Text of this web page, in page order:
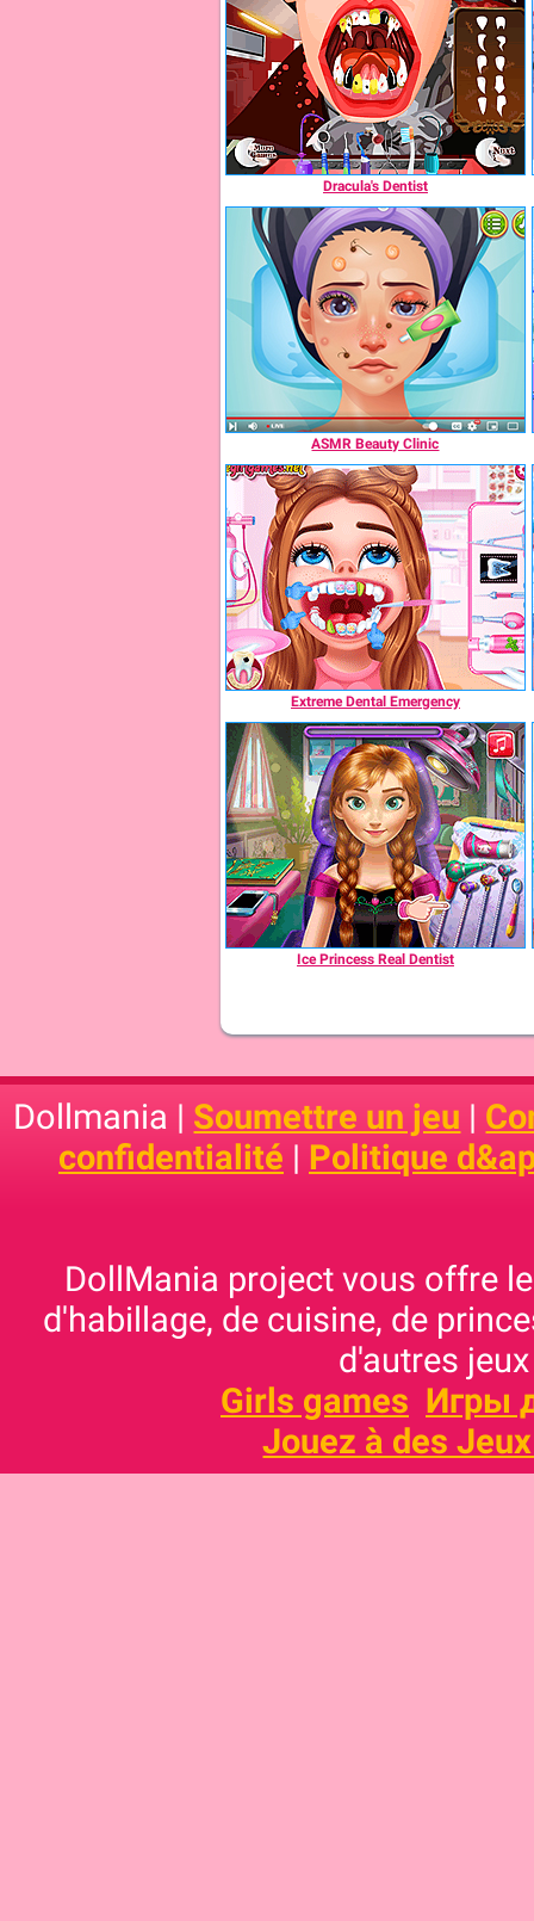
Dracula's Dentist
ASMR Beauty Clinic
Extreme Dental Emergency
Ice Princess Real Dentist
Dollmania | Soumettre un jeu |
confidentialité | Politique
DollMania project vous offre
d'habillage, de cuisine, de
d'autres
Girls games Игры
Jouez à des